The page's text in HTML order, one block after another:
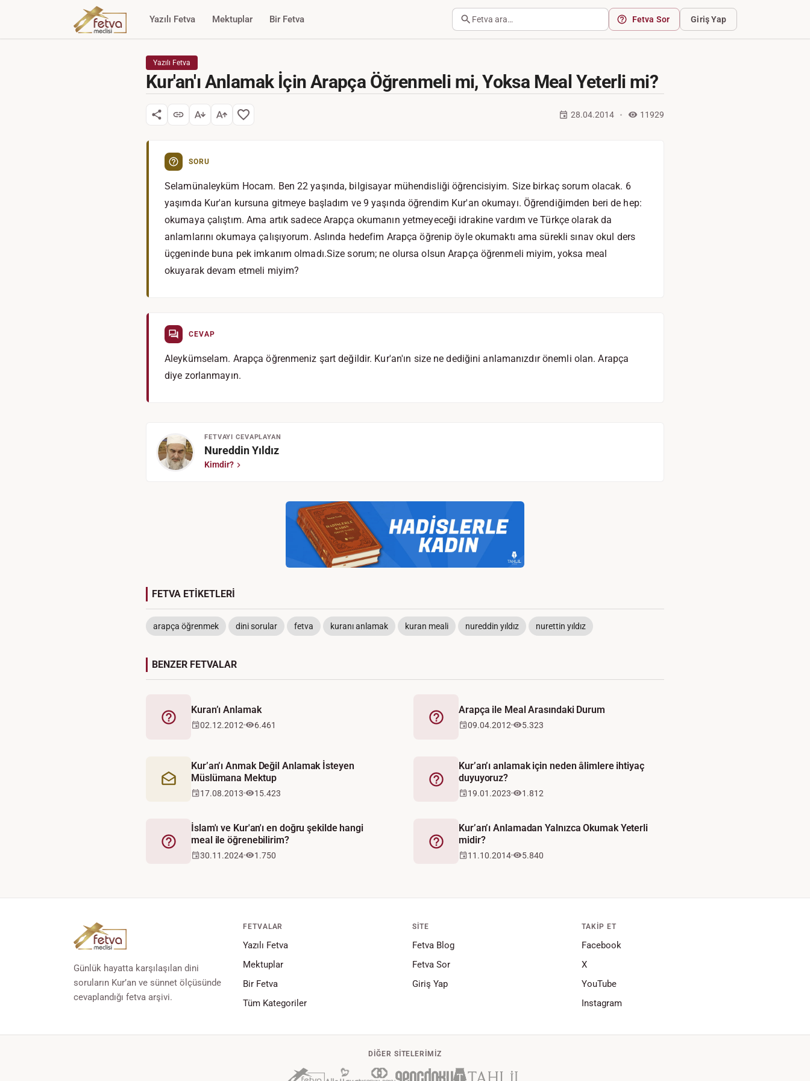
Yazılı Fetva Mektuplar Bir Fetva Fetva ara… Fetva Sor Giriş Yap
Yazılı Fetva
Kur'an'ı Anlamak İçin Arapça Öğrenmeli mi, Yoksa Meal Yeterli mi?
28.04.2014 11929
SORU
Selamünaleyküm Hocam. Ben 22 yaşında, bilgisayar mühendisliği öğrencisiyim. Size birkaç sorum olacak. 6
yaşımda Kur'an kursuna gitmeye başladım ve 9 yaşında öğrendim Kur'an okumayı. Öğrendiğimden beri de hep:
okumaya çalıştım. Ama artık sadece Arapça okumanın yetmeyeceği idrakine vardım ve Türkçe olarak da
anlamlarını okumaya çalışıyorum. Aslında hedefim Arapça öğrenip öyle okumaktı ama sürekli sınav okul ders
üçgeninde buna pek imkanım olmadı.Size sorum; ne olursa olsun Arapça öğrenmeli miyim, yoksa meal
okuyarak devam etmeli miyim?
CEVAP
Aleykümselam. Arapça öğrenmeniz şart değildir. Kur'an'ın size ne dediğini anlamanızdır önemli olan. Arapça
diye zorlanmayın.
FETVAYI CEVAPLAYAN
Nureddin Yıldız
Kimdir?
FETVA ETİKETLERİ
arapça öğrenmek dini sorular fetva kuranı anlamak kuran meali nureddin yıldız nurettin yıldız
BENZER FETVALAR
Fetva
Kuran’ı Anlamak
02.12.2012 6.461 Fetva
Arapça ile Meal Arasındaki Durum
09.04.2012 5.323
Mektup
Kur’an’ı Anmak Değil Anlamak İsteyen
Müslümana Mektup
17.08.2013 15.423
Fetva
Kur’an’ı anlamak için neden âlimlere ihtiyaç
duyuyoruz?
19.01.2023 1.812
Fetva
İslam'ı ve Kur'an'ı en doğru şekilde hangi
meal ile öğrenebilirim?
30.11.2024 1.750
Fetva
Kur’an’ı Anlamadan Yalnızca Okumak Yeterli
midir?
11.10.2014 5.840
Günlük hayatta karşılaşılan dini
soruların Kur’an ve sünnet ölçüsünde
cevaplandığı fetva arşivi.
FETVALAR
Yazılı Fetva
Mektuplar
Bir Fetva
Tüm Kategoriler
SITE
Fetva Blog
Fetva Sor
Giriş Yap
TAKIP ET
Facebook
X
YouTube
Instagram
DIĞER SITELERIMIZ